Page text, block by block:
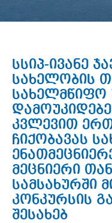
სსიპ-ივანე
სახელობის
სახელმწიფო
კვლევით
ჩიქობავას
მეცნიერი
სამსახურში
კონკურსის
შესახებ